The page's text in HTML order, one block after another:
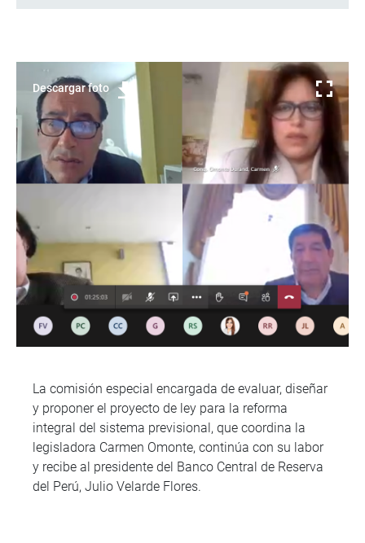
Descargar foto
La comisión especial encargada de evaluar, diseñar
y proponer el proyecto de ley para la reforma
integral del sistema previsional, que coordina la
legisladora Carmen Omonte, continúa con su labor
y recibe al presidente del Banco Central de Reserva
del Perú, Julio Velarde Flores.